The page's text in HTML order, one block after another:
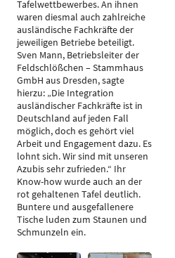
Tafelwettbewerbes. An ihnen
waren diesmal auch zahlreiche
ausländische Fachkräfte der
jeweiligen Betriebe beteiligt.
Sven Mann, Betriebsleiter der
Feldschlößchen – Stammhaus
GmbH aus Dresden, sagte
hierzu: „Die Integration
ausländischer Fachkräfte ist in
Deutschland auf jeden Fall
möglich, doch es gehört viel
Arbeit und Engagement dazu. Es
lohnt sich. Wir sind mit unseren
Azubis sehr zufrieden.“ Ihr
Know-how wurde auch an der
rot gehaltenen Tafel deutlich.
Buntere und ausgefallenere
Tische luden zum Staunen und
Schmunzeln ein.